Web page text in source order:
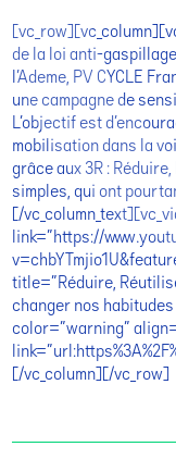
de la loi anti-
l’Ademe, PV CYCLE
une campagne de
L’objectif est
mobilisation dans la
grâce aux 3R :
simples, qui ont
[/
link=”https://
title=”Réduire,
changer nos
color=”warning”
[/vc_column][/vc_row]